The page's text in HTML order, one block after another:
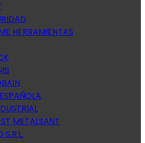
HERRAMIENTAS
METALSANT
S.R.L.